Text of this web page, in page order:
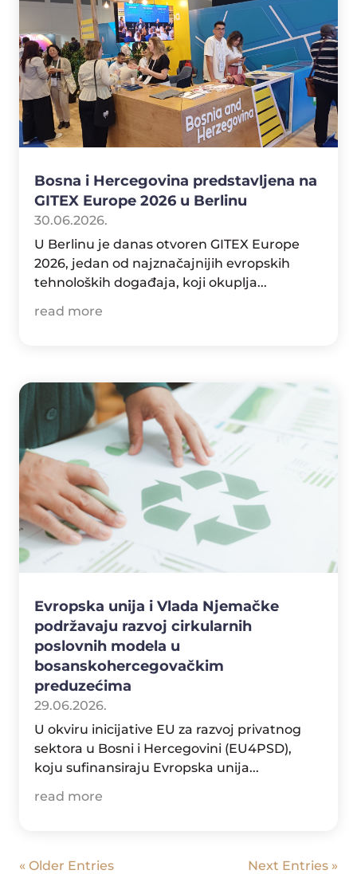
Bosna i Hercegovina predstavljena na
GITEX Europe 2026 u Berlinu
30.06.2026.
U Berlinu je danas otvoren GITEX Europe
2026, jedan od najznačajnijih evropskih
tehnoloških događaja, koji okuplja...
read more
Evropska unija i Vlada Njemačke
podržavaju razvoj cirkularnih
poslovnih modela u
bosanskohercegovačkim
preduzećima
29.06.2026.
U okviru inicijative EU za razvoj privatnog
sektora u Bosni i Hercegovini (EU4PSD),
koju sufinansiraju Evropska unija...
read more
« Older Entries Next Entries »